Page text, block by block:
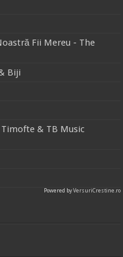
Fii Mereu - The
Biji
& TB Music
Powered byVersuriCrestine.ro